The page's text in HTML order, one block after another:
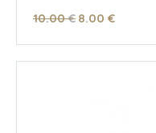
10.00 € 8.00 €